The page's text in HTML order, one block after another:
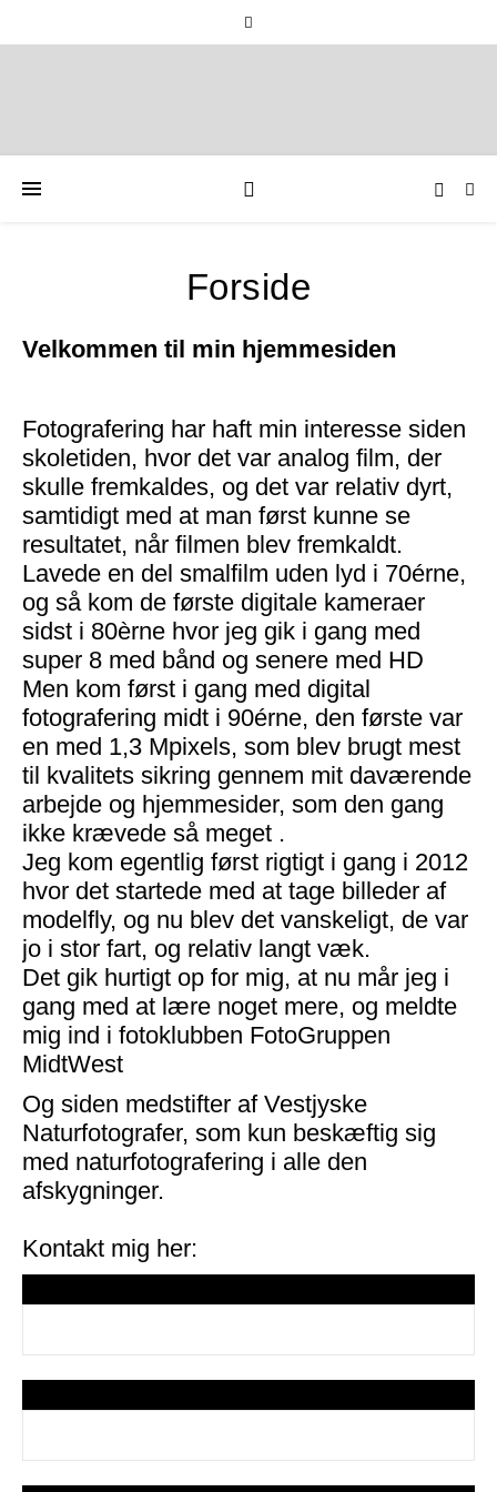
Forside
Velkommen til min hjemmesiden
Fotografering har haft min interesse siden
skoletiden, hvor det var analog film, der
skulle fremkaldes, og det var relativ dyrt,
samtidigt med at man først kunne se
resultatet, når filmen blev fremkaldt.
Lavede en del smalfilm uden lyd i 70érne,
og så kom de første digitale kameraer
sidst i 80èrne hvor jeg gik i gang med
super 8 med bånd og senere med HD
Men kom først i gang med digital
fotografering midt i 90érne, den første var
en med 1,3 Mpixels, som blev brugt mest
til kvalitets sikring gennem mit daværende
arbejde og hjemmesider, som den gang
ikke krævede så meget .
Jeg kom egentlig først rigtigt i gang i 2012
hvor det startede med at tage billeder af
modelfly, og nu blev det vanskeligt, de var
jo i stor fart, og relativ langt væk.
Det gik hurtigt op for mig, at nu mår jeg i
gang med at lære noget mere, og meldte
mig ind i fotoklubben FotoGruppen
MidtWest
Og siden medstifter af Vestjyske
Naturfotografer, som kun beskæftig sig
med naturfotografering i alle den
afskygninger.
Kontakt mig her: